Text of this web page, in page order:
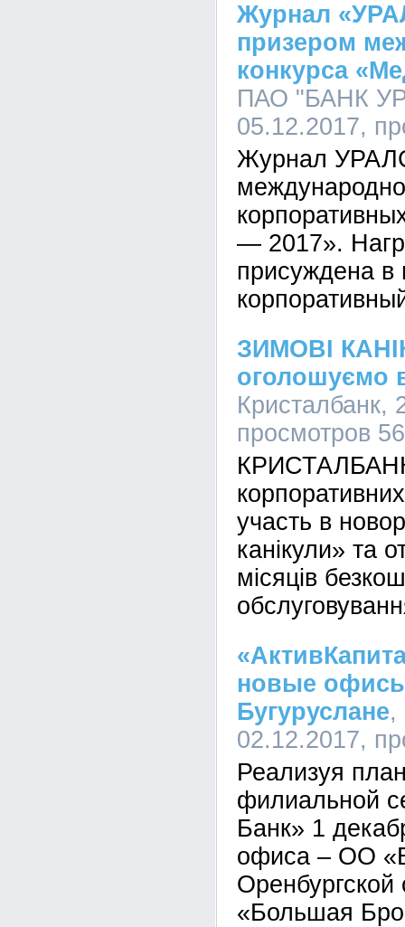
Журнал
призером
конкурса
ПАО "БАНК
05.12.2017,
Журнал
— 2017».
присуждена
ЗИМОВІ
оголошуємо
Кристалбанк,
просмотров
участь в
канікули» та
місяців
новые
Бугуруслане,
02.12.2017,
Реализуя
филиальной
Банк» 1
офиса – ОО
«Большая